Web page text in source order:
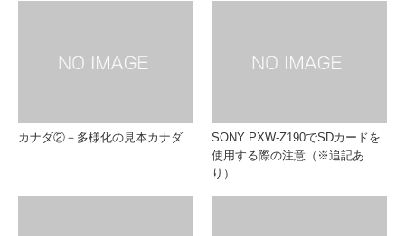
カナダ②－多様化の見本カナダ
SONY PXW-Z190でSDカードを
使用する際の注意（※追記あ
り）